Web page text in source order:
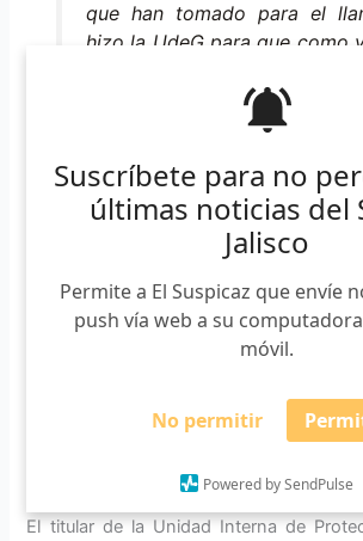
Suscríbete para no
últimas noticias del
Jalisco
Permite a El Suspicaz que envíe
push vía web a su
móvil.
No permitir
Powered by SendPulse
que han tomado para el
hizo la UdeG para que como
carencias, el dolor y
está teniendo la
responsabilidad social de la Universidad
que CUSur participó en la Brigada
Nacional para atender el desastre que
Oaxaca, en ese momento con brigadas
y veterinaria, y un grupo
lúdicas para la población afectada.
El titular de la Unidad Interna de